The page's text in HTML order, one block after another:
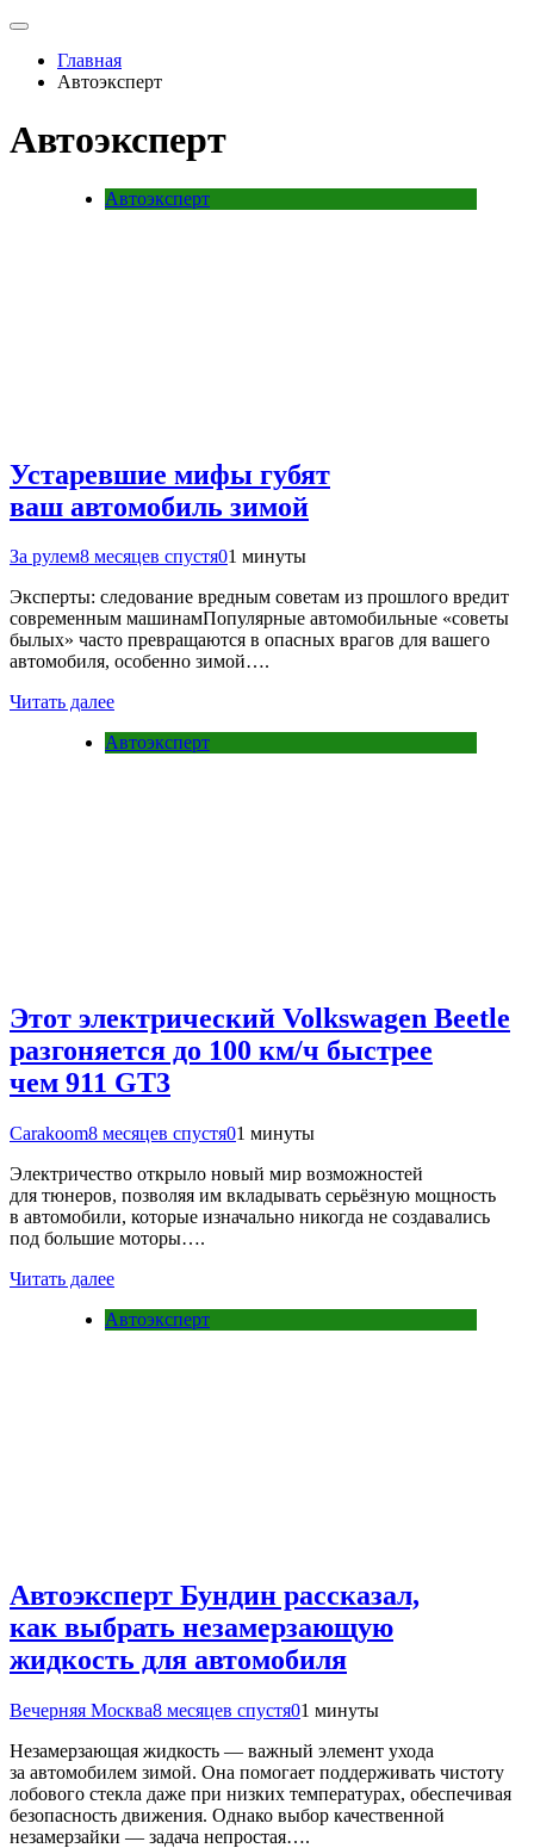
Главная
Автоэксперт
Автоэксперт
Автоэксперт
Устаревшие мифы губят
ваш автомобиль зимой
За рулем8 месяцев спустя01 минуты
Эксперты: следование вредным советам из прошлого вредит
современным машинамПопулярные автомобильные «советы
былых» часто превращаются в опасных врагов для вашего
автомобиля, особенно зимой….
Читать далее
Автоэксперт
Этот электрический Volkswagen Beetle
разгоняется до 100 км/ч быстрее
чем 911 GT3
Carakoom8 месяцев спустя01 минуты
Электричество открыло новый мир возможностей
для тюнеров, позволяя им вкладывать серьёзную мощность
в автомобили, которые изначально никогда не создавались
под большие моторы….
Читать далее
Автоэксперт
Автоэксперт Бундин рассказал,
как выбрать незамерзающую
жидкость для автомобиля
Вечерняя Москва8 месяцев спустя01 минуты
Незамерзающая жидкость — важный элемент ухода
за автомобилем зимой. Она помогает поддерживать чистоту
лобового стекла даже при низких температурах, обеспечивая
безопасность движения. Однако выбор качественной
незамерзайки — задача непростая….